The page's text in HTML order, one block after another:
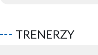
TRENERZY